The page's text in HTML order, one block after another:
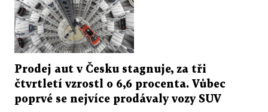
Prodej aut v Česku stagnuje, za tři
čtvrtletí vzrostl o 6,6 procenta. Vůbec
poprvé se nejvíce prodávaly vozy SUV